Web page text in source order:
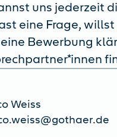
uns jederzeit
eine Frage,
Bewerbung
Weiss